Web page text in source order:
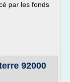
par les fonds
92000